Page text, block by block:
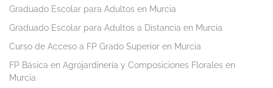
Graduado Escolar para Adultos en Murcia
Graduado Escolar para Adultos a Distancia en Murcia
Curso de Acceso a FP Grado Superior en Murcia
FP Básica en Agrojardinería y Composiciones Florales en
Murcia